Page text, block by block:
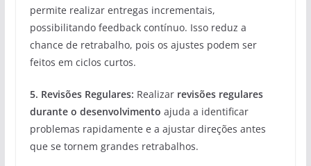
permite realizar entregas incrementais,
possibilitando feedback contínuo. Isso reduz a
chance de retrabalho, pois os ajustes podem ser
feitos em ciclos curtos.
5. Revisões Regulares: Realizar revisões regulares
durante o desenvolvimento ajuda a identificar
problemas rapidamente e a ajustar direções antes
que se tornem grandes retrabalhos.